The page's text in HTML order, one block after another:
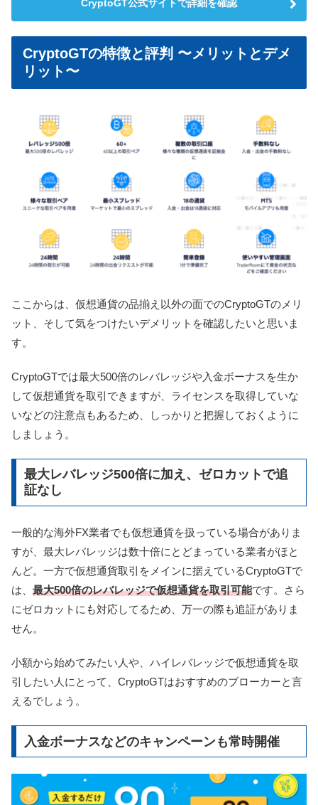
CryptoGT公式サイトで詳細を確認
CryptoGTの特徴と評判 〜メリットとデメ
リット〜
ここからは、仮想通貨の品揃え以外の面でのCryptoGTのメリ
ット、そして気をつけたいデメリットを確認したいと思いま
す。
CryptoGTでは最大500倍のレバレッジや入金ボーナスを生か
して仮想通貨を取引できますが、ライセンスを取得していな
いなどの注意点もあるため、しっかりと把握しておくように
しましょう。
最大レバレッジ500倍に加え、ゼロカットで追
証なし
一般的な海外FX業者でも仮想通貨を扱っている場合がありま
すが、最大レバレッジは数十倍にとどまっている業者がほと
んど。一方で仮想通貨取引をメインに据えているCryptoGTで
は、 最大500倍のレバレッジで仮想通貨を取引可能です。さら
にゼロカットにも対応してるため、万一の際も追証がありま
せん。
小額から始めてみたい人や、ハイレバレッジで仮想通貨を取
引したい人にとって、CryptoGTはおすすめのブローカーと言
えるでしょう。
入金ボーナスなどのキャンペーンも常時開催